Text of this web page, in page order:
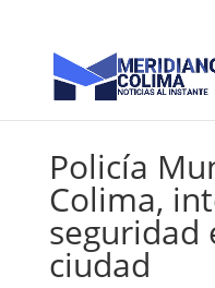
Policía
Colima,
seguridad
ciudad